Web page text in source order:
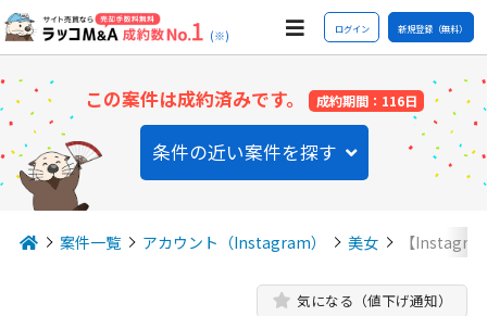
(※) ログイン 新規登録（無料）
この案件は成約済みです。 成約期間：116日
条件の近い案件を探す
案件一覧 アカウント（Instagram） 美女 【
気になる（値下げ通知）